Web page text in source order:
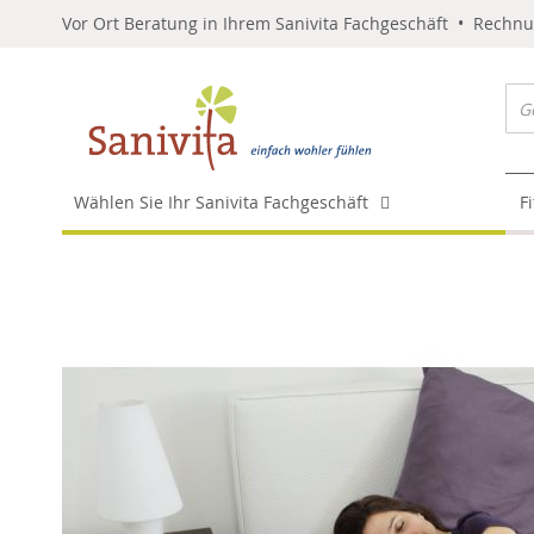
Vor Ort Beratung in Ihrem Sanivita Fachgeschäft •
Wählen Sie Ihr Sanivita Fachgeschäft
the